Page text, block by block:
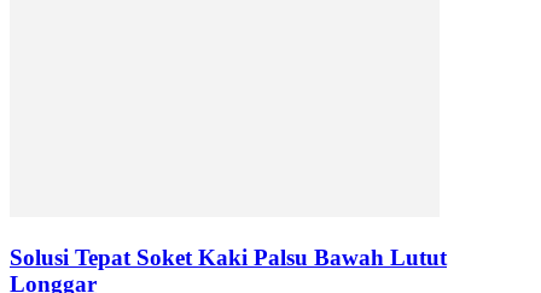
Solusi Tepat Soket Kaki Palsu Bawah Lutut
Longgar